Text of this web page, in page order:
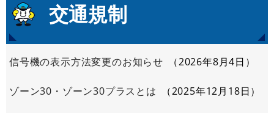
す
。
し
て
本
文
交通規制
信号機の表示方法変更のお知らせ 2026年8月4日
ゾーン30・ゾーン30プラスとは 2025年12月18日